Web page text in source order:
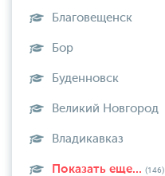
Благовещенск
Бор
Буденновск
Великий Новгород
Владикавказ
Показать еще... (146)